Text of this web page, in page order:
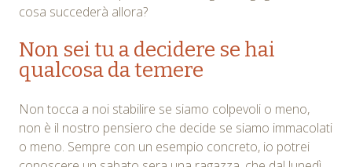
cosa succederà allora?
Non sei tu a decidere se hai
qualcosa da temere
Non tocca a noi stabilire se siamo colpevoli o meno,
non è il nostro pensiero che decide se siamo immacolati
o meno. Sempre con un esempio concreto, io potrei